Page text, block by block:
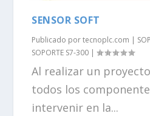
SENSOR SOFT
Publicado portecnoplc.com |
SOPORTE S7-300 |
Al realizar un
todos los
intervenir en la...